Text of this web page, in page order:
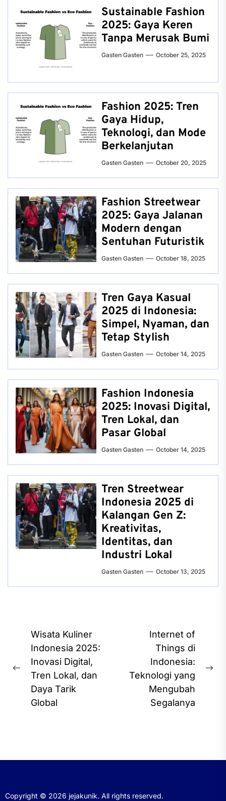
Sustainable Fashion
2025: Gaya Keren
Tanpa Merusak Bumi
Gasten Gasten October 25, 2025
Fashion 2025: Tren
Gaya Hidup,
Teknologi, dan Mode
Berkelanjutan
Gasten Gasten October 20, 2025
Fashion Streetwear
2025: Gaya Jalanan
Modern dengan
Sentuhan Futuristik
Gasten Gasten October 18, 2025
Tren Gaya Kasual
2025 di Indonesia:
Simpel, Nyaman, dan
Tetap Stylish
Gasten Gasten October 14, 2025
Fashion Indonesia
2025: Inovasi Digital,
Tren Lokal, dan
Pasar Global
Gasten Gasten October 14, 2025
Tren Streetwear
Indonesia 2025 di
Kalangan Gen Z:
Kreativitas,
Identitas, dan
Industri Lokal
Gasten Gasten October 13, 2025
Post
navigation
Previous
post:
Wisata Kuliner
Indonesia 2025:
Inovasi Digital,
Tren Lokal, dan
Daya Tarik
Global
Internet of
Things di
Indonesia:
Teknologi yang
Mengubah
Segalanya
Copyright © 2026 jejakunik. All rights reserved.